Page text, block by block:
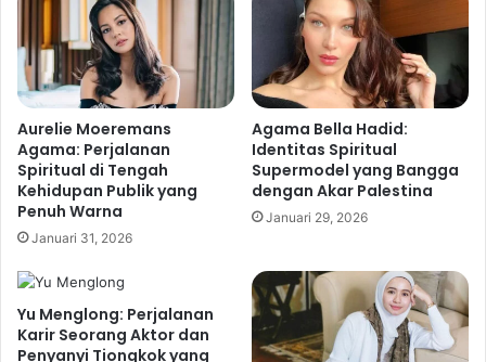
Aurelie Moeremans
Agama: Perjalanan
Spiritual di Tengah
Kehidupan Publik yang
Penuh Warna
Januari 31, 2026
Agama Bella Hadid:
Identitas Spiritual
Supermodel yang Bangga
dengan Akar Palestina
Januari 29, 2026
Yu Menglong: Perjalanan
Karir Seorang Aktor dan
Penyanyi Tiongkok yang